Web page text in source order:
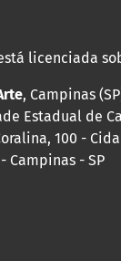
licenciada
, Campinas
Estadual de
100 -
Campinas - SP